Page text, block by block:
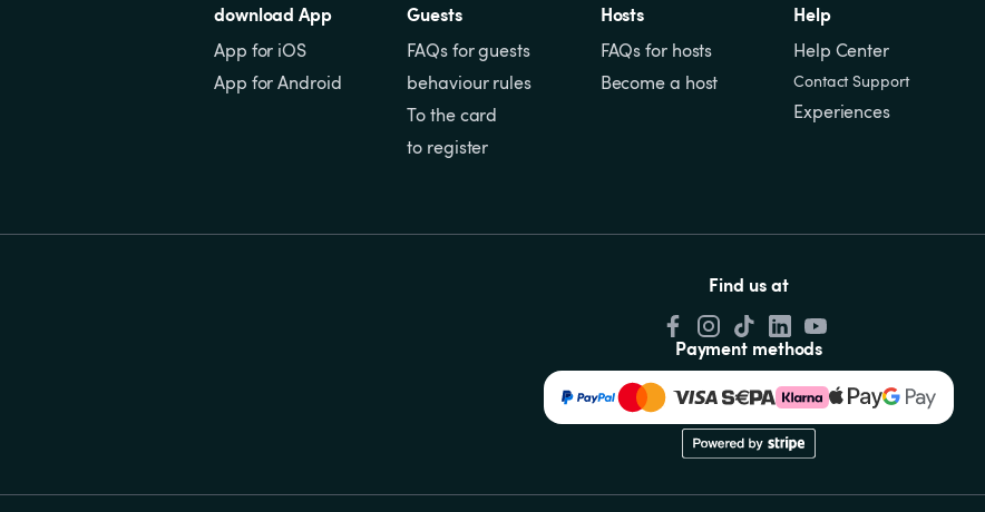
download App
App for iOS
App for Android
Guests
FAQs for guests
behaviour rules
To the card
to register
Hosts
FAQs for hosts
Become a host
Help
Help Center
Contact Support
Experiences
Find us at
Payment methods